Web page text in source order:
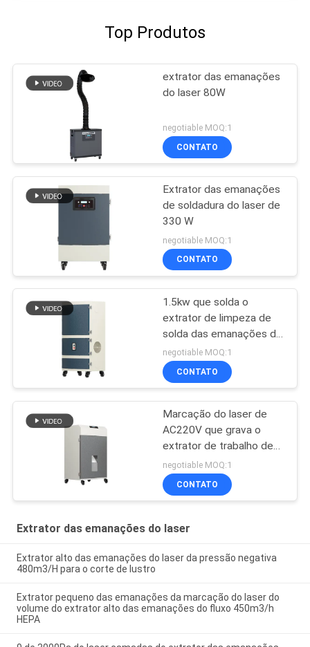
Top Produtos
extrator das emanações
do laser 80W
negotiable MOQ:1
CONTATO
Extrator das emanações
de soldadura do laser de
330 W
negotiable MOQ:1
CONTATO
1.5kw que solda o
extrator de limpeza de
solda das emanações do
corte do laser
negotiable MOQ:1
CONTATO
Marcação do laser de
AC220V que grava o
extrator de trabalho de
madeira das emanações
da poeira
negotiable MOQ:1
CONTATO
Extrator das emanações do laser
Extrator alto das emanações do laser da pressão negativa
480m3/H para o corte de lustro
Extrator pequeno das emanações da marcação do laser do
volume do extrator alto das emanações do fluxo 450m3/h
HEPA